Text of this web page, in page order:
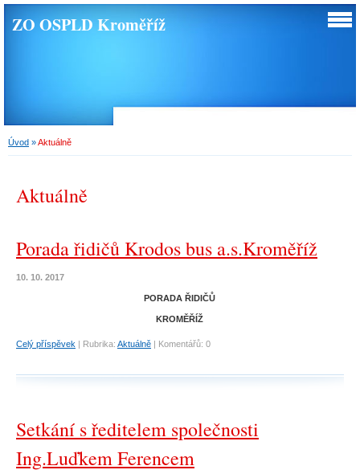
ZO OSPLD Kroměříž
Úvod »Aktuálně
Aktuálně
Porada řidičů Krodos bus a.s.Kroměříž
10. 10. 2017
​PORADA ŘIDIČŮ
KROMĚŘÍŽ
Celý příspěvek | Rubrika: Aktuálně | Komentářů: 0
Setkání s ředitelem společnosti
Ing.Luďkem Ferencem